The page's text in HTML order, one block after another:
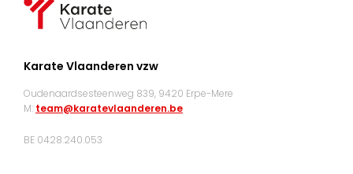
Karate Vlaanderen vzw
Oudenaardsesteenweg 839, 9420 Erpe-Mere
M: team@karatevlaanderen.be
BE 0428.240.053